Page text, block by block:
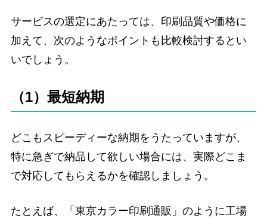
サービスの選定にあたっては、印刷品質や価格に
加えて、次のようなポイントも比較検討するとい
いでしょう。
（1）最短納期
どこもスピーディーな納期をうたっていますが、
特に急ぎで納品して欲しい場合には、実際どこま
で対応してもらえるかを確認しましょう。
たとえば、「東京カラー印刷通販」のように工場